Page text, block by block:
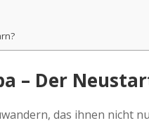
– Der
das ihnen nicht